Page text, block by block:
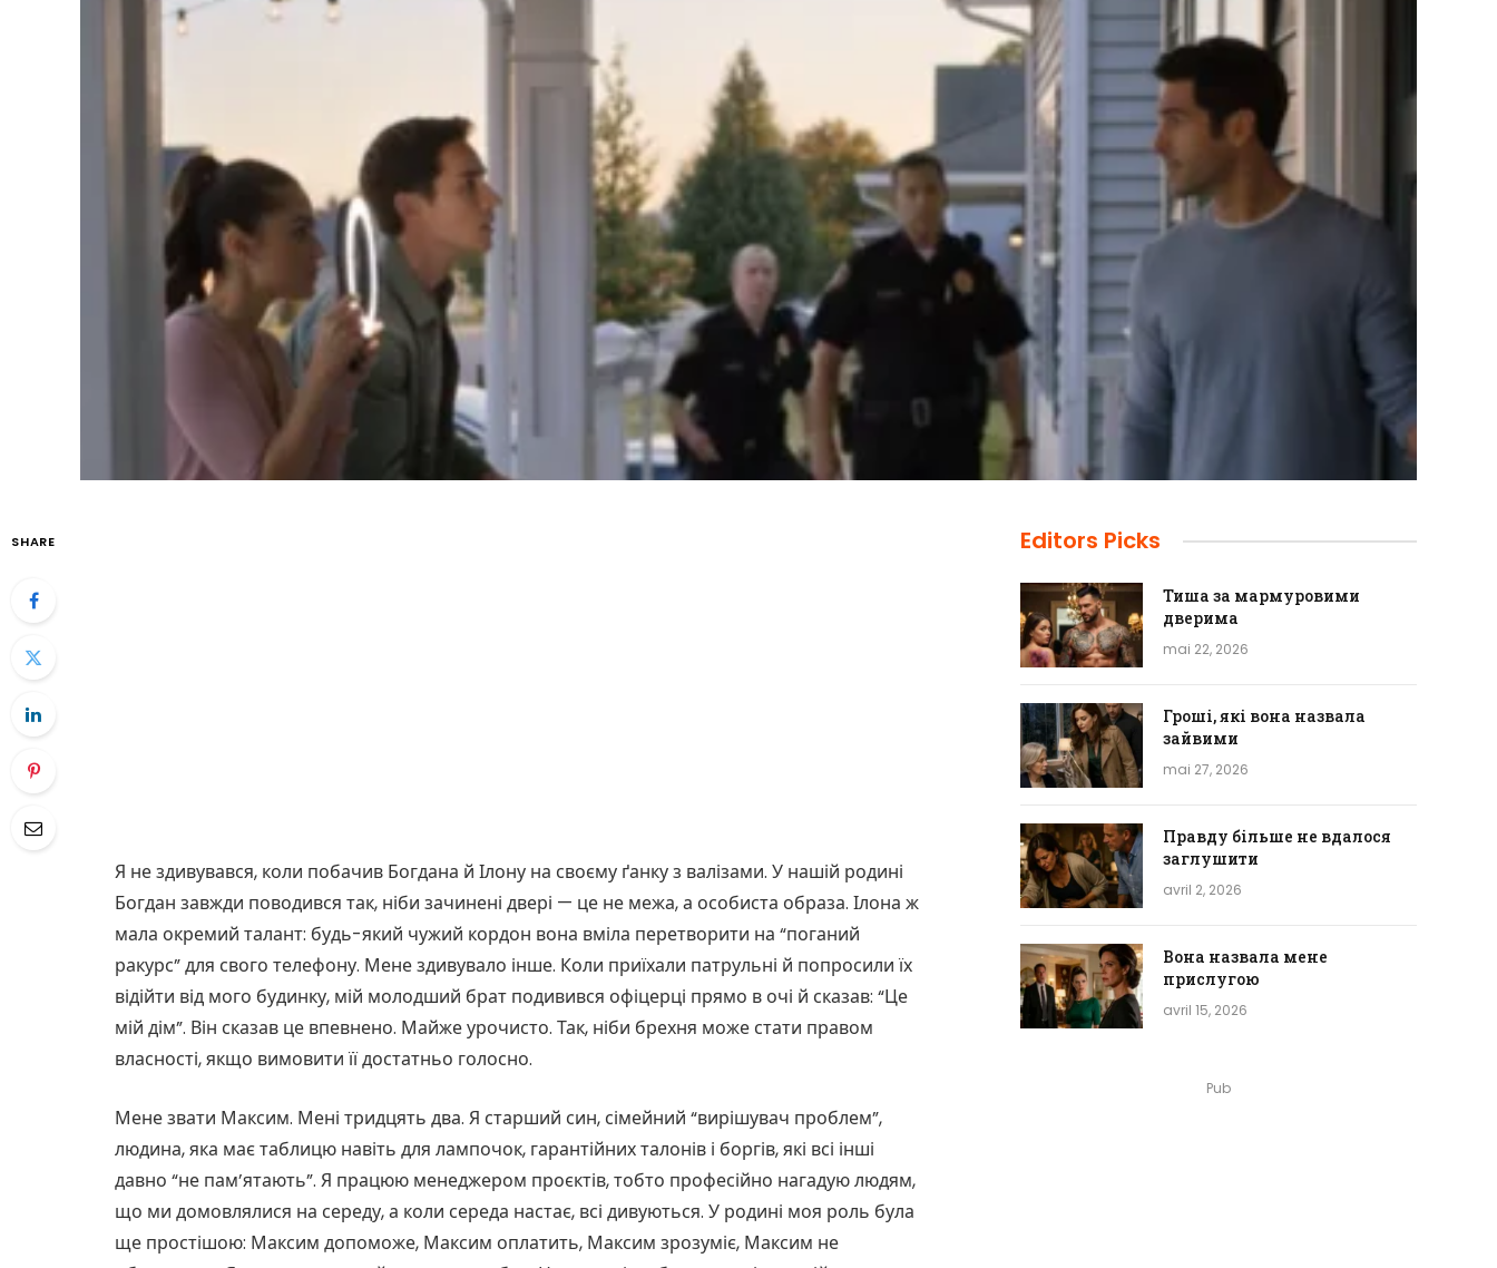
SHARE
Я не здивувався, коли побачив Богдана й Ілону на своєму ґанку з валізами. У нашій родині
Богдан завжди поводився так, ніби зачинені двері — це не межа, а особиста образа. Ілона ж
мала окремий талант: будь-який чужий кордон вона вміла перетворити на “поганий
ракурс” для свого телефону. Мене здивувало інше. Коли приїхали патрульні й попросили їх
відійти від мого будинку, мій молодший брат подивився офіцерці прямо в очі й сказав: “Це
мій дім”. Він сказав це впевнено. Майже урочисто. Так, ніби брехня може стати правом
власності, якщо вимовити її достатньо голосно.
Мене звати Максим. Мені тридцять два. Я старший син, сімейний “вирішувач проблем”,
людина, яка має таблицю навіть для лампочок, гарантійних талонів і боргів, які всі інші
давно “не пам’ятають”. Я працюю менеджером проєктів, тобто професійно нагадую людям,
що ми домовлялися на середу, а коли середа настає, всі дивуються. У родині моя роль була
ще простішою: Максим допоможе, Максим оплатить, Максим зрозуміє, Максим не
Editors Picks
Тиша за мармуровими
дверима
mai 22, 2026
Гроші, які вона назвала
зайвими
mai 27, 2026
Правду більше не вдалося
заглушити
avril 2, 2026
Вона назвала мене
прислугою
avril 15, 2026
Pub